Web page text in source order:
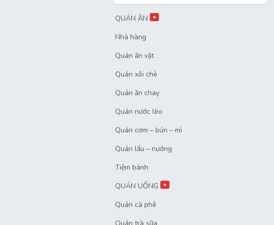
QUÁN ĂN ★
Nhà hàng
Quán ăn vặt
Quán xôi chè
Quán ăn chay
Quán nước lèo
Quán cơm – bún – mì
Quán lẩu – nướng
Tiệm bánh
QUÁN UỐNG
★
Quán cà phê